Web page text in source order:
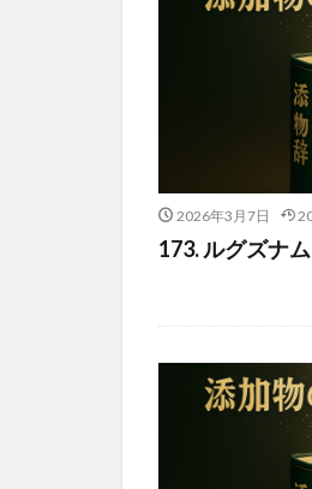
2026年3月7日
173. ルグズナ